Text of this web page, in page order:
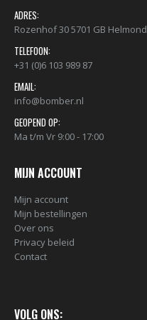
ADRES:
Rozenhof 30 5701 GB Helmond
TELEFOON:
+31 (0)6 103 989 87
EMAIL:
info@bomber.nl
GEOPEND OP:
Ma t/m Vr 9:00 - 17:00
MIJN ACCOUNT
Mijn account
Mijn bestellingen
Over ons
Privacy beleid
Contact
VOLG ONS: